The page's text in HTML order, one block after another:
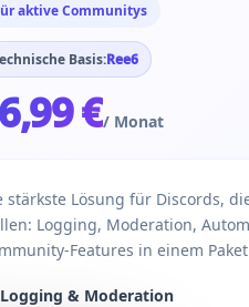
aktive Communitys
Basis:Ree6
6,99 €/ Monat
stärkste Lösung für Discords,
Logging, Moderation,
Features in einem
Logging & Moderation